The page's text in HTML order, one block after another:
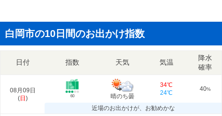
白岡市の10日間のお出かけ指数
日付 指数 天気 気温
降水
確率
08月09日
(日 ) 60 晴のち曇
34℃
24℃
40%
近場のお出かけが、お勧めかな